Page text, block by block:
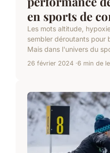
en sports de
Les mots altitude,
sembler déroutants pour
Mais dans l'univers du
26 février 2024 6 min de